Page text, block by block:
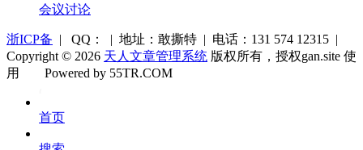
会议讨论
浙ICP备 | QQ： | 地址：敢撕特 | 电话：131 574 12315 |
Copyright © 2026 天人文章管理系统 版权所有，授权gan.site 使
用
库
Powered by 55TR.COM
首页